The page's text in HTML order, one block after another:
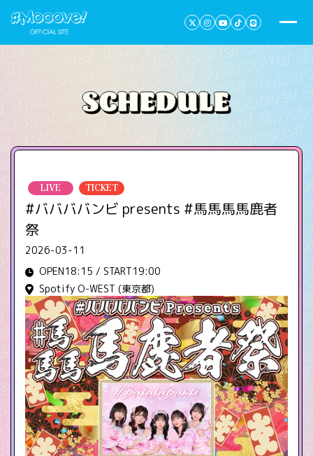
LIVE TICKET
#ババババンビ presents #馬馬馬馬鹿者
祭
2026-03-11
OPEN18:15 / START19:00
Spotify O-WEST (東京都)